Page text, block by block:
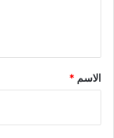
*
الاسم *